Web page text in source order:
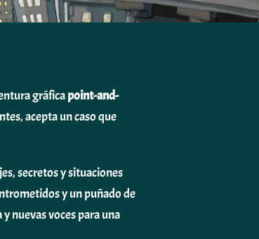
gráficapoint-and-
acepta un caso que
secretos y situaciones
y un puñado de
nuevas voces para una